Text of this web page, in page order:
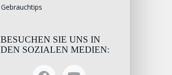
Gebrauchtips
BESUCHEN SIE UNS IN
DEN SOZIALEN MEDIEN: